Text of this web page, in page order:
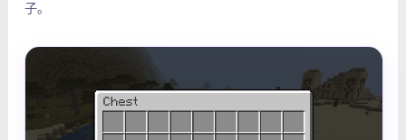
子。